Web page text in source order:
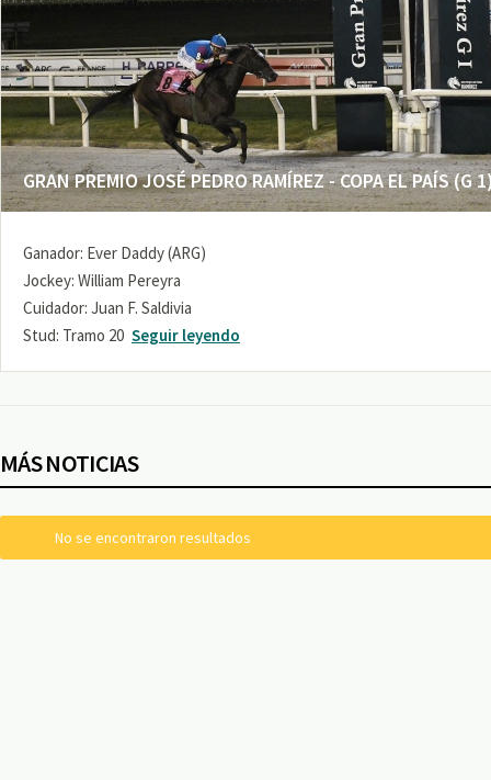
GRAN PREMIO JOSÉ PEDRO RAMÍREZ - COPA EL PAÍS (G
Ganador: Ever Daddy (ARG)
Jockey: William Pereyra
Cuidador: Juan F. Saldivia
Stud: Tramo 20 Seguir leyendo
MÁS NOTICIAS
No se encontraron resultados